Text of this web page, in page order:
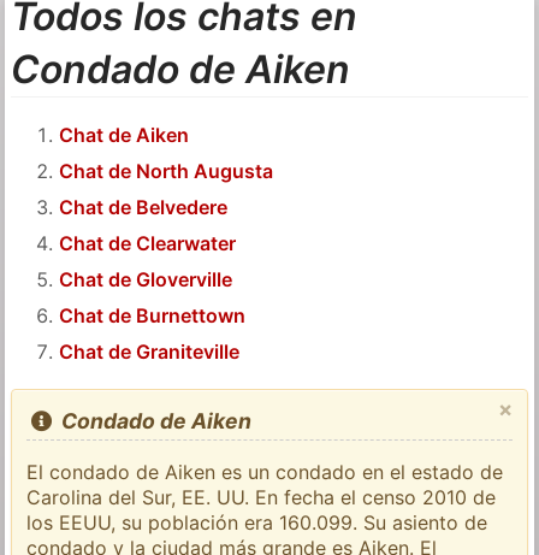
Todos los chats en
Condado de Aiken
Chat de Aiken
Chat de North Augusta
Chat de Belvedere
Chat de Clearwater
Chat de Gloverville
Chat de Burnettown
Chat de Graniteville
×
Condado de Aiken
El condado de Aiken es un condado en el estado de
Carolina del Sur, EE. UU. En fecha el censo 2010 de
los EEUU, su población era 160.099. Su asiento de
condado y la ciudad más grande es Aiken. El